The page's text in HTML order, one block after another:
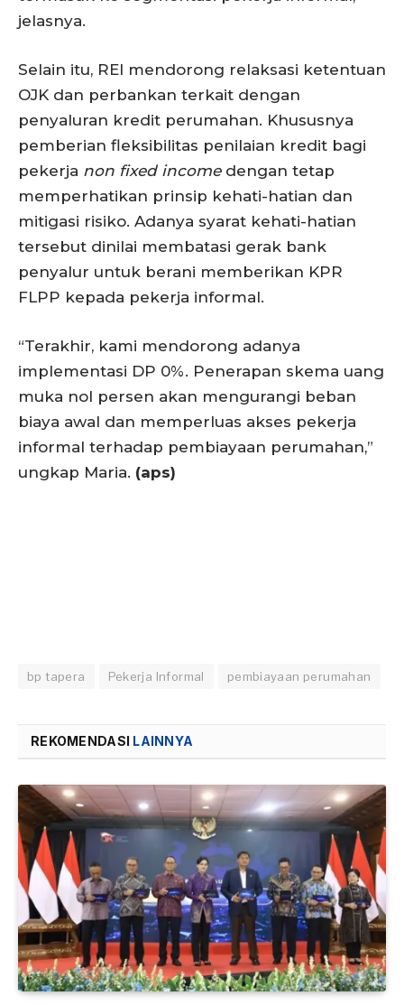
jelasnya.
Selain itu, REI mendorong relaksasi ketentuan
OJK dan perbankan terkait dengan
penyaluran kredit perumahan. Khususnya
pemberian fleksibilitas penilaian kredit bagi
pekerja non fixed income dengan tetap
memperhatikan prinsip kehati-hatian dan
mitigasi risiko. Adanya syarat kehati-hatian
tersebut dinilai membatasi gerak bank
penyalur untuk berani memberikan KPR
FLPP kepada pekerja informal.
“Terakhir, kami mendorong adanya
implementasi DP 0%. Penerapan skema uang
muka nol persen akan mengurangi beban
biaya awal dan memperluas akses pekerja
informal terhadap pembiayaan perumahan,”
ungkap Maria. (aps)
bp tapera Pekerja Informal pembiayaan perumahan
REKOMENDASI LAINNYA